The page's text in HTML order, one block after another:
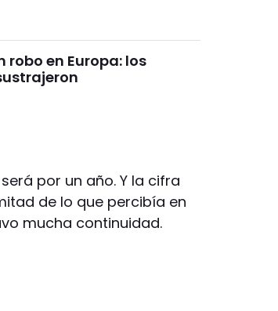
en Europa: los
por un año. Y la cifra
de lo que percibía en
mucha continuidad.